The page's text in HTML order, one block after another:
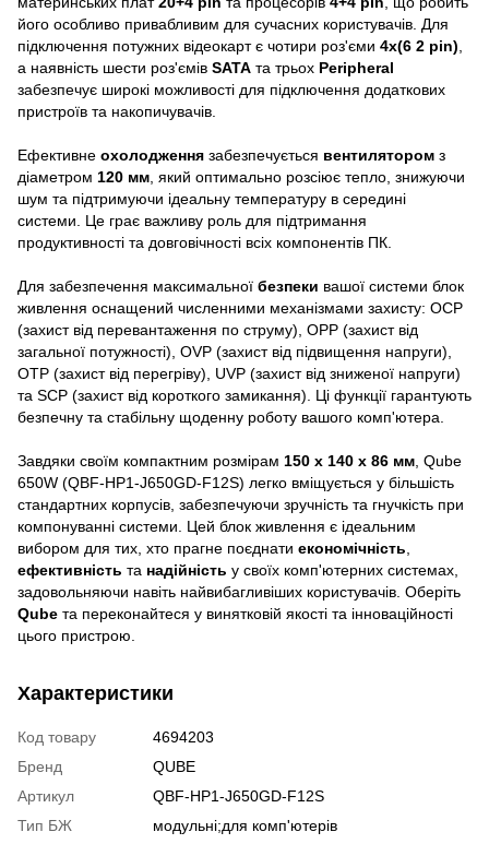
його особливо привабливим для сучасних користувачів. Для
підключення потужних відеокарт є чотири роз'єми 4x(6 2 pin)
а наявність шести роз'ємів SATA та трьох Peripheral
забезпечує широкі можливості для підключення додаткових
пристроїв та накопичувачів.
Ефективне охолодження забезпечується вентилятором з
діаметром 120 мм , який оптимально розсіює тепло, знижуючи
шум та підтримуючи ідеальну температуру в середині
системи. Це грає важливу роль для підтримання
продуктивності та довговічності всіх компонентів ПК.
Для забезпечення максимальної безпеки вашої системи блок
живлення оснащений численними механізмами захисту: OCP
(захист від перевантаження по струму), OPP (захист від
загальної потужності), OVP (захист від підвищення напруги),
OTP (захист від перегріву), UVP (захист від зниженої напруги)
та SCP (захист від короткого замикання). Ці функції гарантують
безпечну та стабільну щоденну роботу вашого комп'ютера.
Завдяки своїм компактним розмірам 150 x 140 x 86 мм , Qube
650W (QBF-HP1-J650GD-F12S) легко вміщується у більшість
стандартних корпусів, забезпечуючи зручність та гнучкість при
компонуванні системи. Цей блок живлення є ідеальним
вибором для тих, хто прагне поєднати економічність
ефективність та надійність у своїх комп'ютерних системах,
задовольняючи навіть найвибагливіших користувачів. Оберіть
Qube та переконайтеся у винятковій якості та інноваційності
цього пристрою.
Характеристики
Код товару
4694203
Бренд
QUBE
Артикул
QBF-HP1-J650GD-F12S
Тип БЖ
модульні;для комп'ютерів